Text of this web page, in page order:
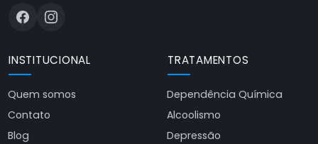
INSTITUCIONAL
Quem somos
Contato
Blog
TRATAMENTOS
Dependência Química
Alcoolismo
Depressão